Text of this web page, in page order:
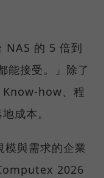
NAS 的 5 倍到
能接受。」除了
Know-how、程
成本。
模與需求的企業
2026